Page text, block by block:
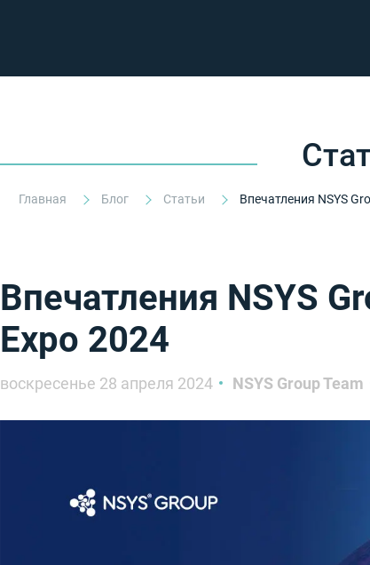
Главная Блог Статьи Впечатления NSYS
Впечатления NSYS
Expo 2024
воскресенье 28 апреля 2024 NSYS Group Team